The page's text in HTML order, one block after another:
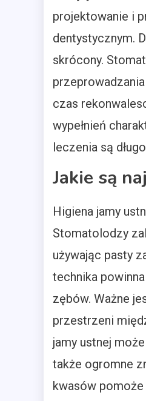
projektowanie i
dentystycznym.
skrócony.
czas
wypełnień
leczenia są
Jakie są
Higiena jamy
Stomatolodzy
używając pasty
technika
zębów. Ważne
przestrzeni
jamy ustnej
także ogromne
kwasów